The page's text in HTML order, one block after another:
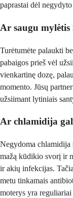
paprastai dėl
Ar saugu mylėtis
Turėtumėte palaukti
pabaigos prieš vėl
vienkartinę dozę,
momento. Jūsų
užsiimant lytiniais
Ar chlamidija
Negydoma chlamidija
mažą kūdikio svorį ir
ir akių infekcijas.
metu tinkamais
moterys yra